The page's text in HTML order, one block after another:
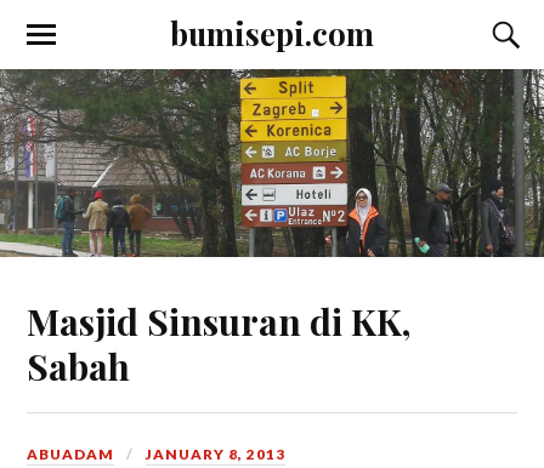
bumisepi.com
Masjid Sinsuran di KK,
Sabah
ABUADAM JANUARY 8, 2013